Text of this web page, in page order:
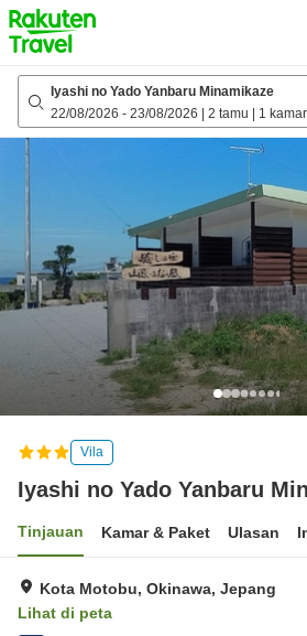
to
top
page
Iyashi no Yado Yanbaru Minamikaze
22/08/2026 - 23/08/2026 2 tamu 1 kamar
Vila
Iyashi no Yado Yanbaru
Tinjauan Kamar & Paket Ulasan
Kota Motobu, Okinawa, Jepang
Lihat di peta